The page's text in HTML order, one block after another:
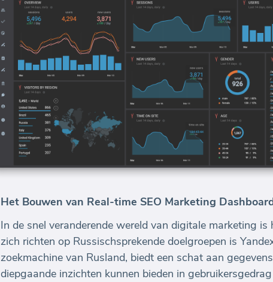
Het Bouwen van Real-time SEO Marketing
In de snel veranderende wereld van digitale marketing
zich richten op Russischsprekende doelgroepen is
zoekmachine van Rusland, biedt een schat aan
diepgaande inzichten kunnen bieden in